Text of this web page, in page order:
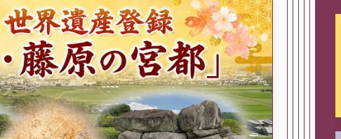
県広報誌「県民だより奈良」
2026年8月号